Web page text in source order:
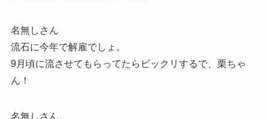
名無しさん
流石に今年で解雇でしょ。
9月頃に流させてもらってたらビックリするで、栗ちゃ
ん！
名無しさん